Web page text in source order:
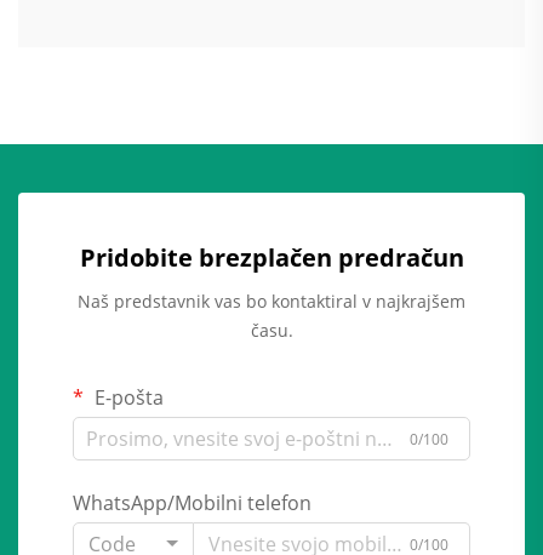
Pridobite brezplačen predračun
Naš predstavnik vas bo kontaktiral v najkrajšem
času.
E-pošta
0/100
WhatsApp/Mobilni telefon
Code
0/100